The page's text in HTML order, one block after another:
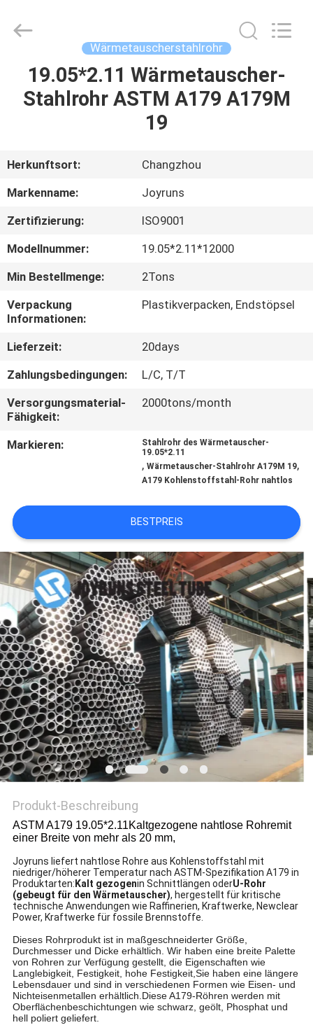
HAUS
ÜBER
US
FABRIK-
AUSFLUG
QUALITÄTSKONTROLLE
TRETEN
SIE
MIT
UNS
IN
FORDERN
SIE
EIN
ZITAT
SEITENVERZEICHNIS
DATENSCHUTZ-
BESTIMMUNGEN
Tube
Reserved.
Wärmetauscherstahlrohr
19.05*2.11 Wärmetauscher-
Stahlrohr ASTM A179 A179M
19
Herkunftsort:
Changzhou
Markenname:
Joyruns
Zertifizierung:
ISO9001
Modellnummer:
19.05*2.11*12000
Min Bestellmenge:
2Tons
Verpackung
Informationen:
Plastikverpacken, Endstöpsel
Lieferzeit:
20days
Zahlungsbedingungen:
L/C, T/T
Versorgungsmaterial-
Fähigkeit:
2000tons/month
Markieren:
Stahlrohr des Wärmetauscher-
19.05*2.11
,Wärmetauscher-Stahlrohr A179M 19,
A179 Kohlenstoffstahl-Rohr nahtlos
BESTPREIS
Produkt-Beschreibung
ASTM A179 19.05*2.11Kaltgezogene nahtlose Rohremit
einer Breite von mehr als 20 mm,
Joyruns liefert nahtlose Rohre aus Kohlenstoffstahl mit
niedriger/höherer Temperatur nach ASTM-Spezifikation A179 in
Produktarten: Kalt gezogenin Schnittlängen oderU-Rohr
(gebeugt für den Wärmetauscher), hergestellt für kritische
technische Anwendungen wie Raffinerien, Kraftwerke, Newclear
Power, Kraftwerke für fossile Brennstoffe.
Dieses Rohrprodukt ist in maßgeschneiderter Größe,
Durchmesser und Dicke erhältlich. Wir haben eine breite Palette
von Rohren zur Verfügung gestellt, die Eigenschaften wie
Langlebigkeit, Festigkeit, hohe Festigkeit,Sie haben eine längere
Lebensdauer und sind in verschiedenen Formen wie Eisen- und
Nichteisenmetallen erhältlich.Diese A179-Röhren werden mit
Oberflächenbeschichtungen wie schwarz, geölt, Phosphat und
hell poliert geliefert.